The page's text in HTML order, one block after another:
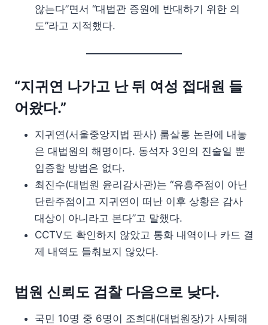
않는다”면서 “대법관 증원에 반대하기 위한 의
도”라고 지적했다.
“지귀연 나가고 난 뒤 여성 접대원 들
어왔다.”
지귀연(서울중앙지법 판사) 룸살롱 논란에 내놓
은 대법원의 해명이다. 동석자 3인의 진술일 뿐
입증할 방법은 없다.
최진수(대법원 윤리감사관)는 “유흥주점이 아닌
단란주점이고 지귀연이 떠난 이후 상황은 감사
대상이 아니라고 본다”고 말했다.
CCTV도 확인하지 않았고 통화 내역이나 카드 결
제 내역도 들춰보지 않았다.
법원 신뢰도 검찰 다음으로 낮다.
국민 10명 중 6명이 조희대(대법원장)가 사퇴해